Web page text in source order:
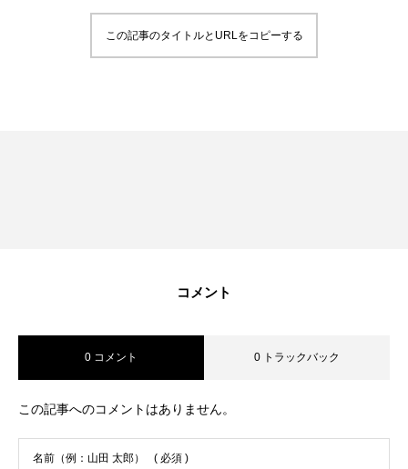
個人情報保護方針
お問合せ
この記事のタイトルとURLをコピーする
コメント
0 コメント 0 トラックバック
この記事へのコメントはありません。
名前（例：山田 太郎） ( 必須 )